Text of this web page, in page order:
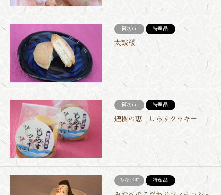
御坊市 特産品
太鼓楼
御坊市 特産品
煙樹の恵 しらすクッキー
みなべ町 特産品